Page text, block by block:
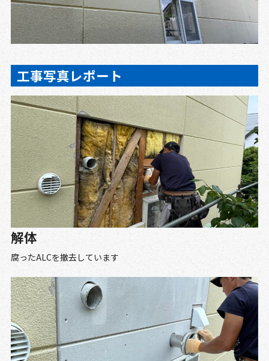
工事写真レポート
解体
腐ったALCを撤去しています